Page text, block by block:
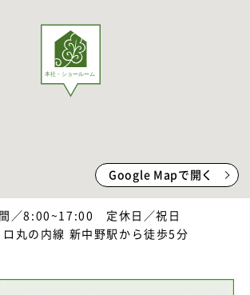
Google Mapで開く
／8:00~17:00 定休日／祝日
ロ丸の内線 新中野駅から徒歩5分